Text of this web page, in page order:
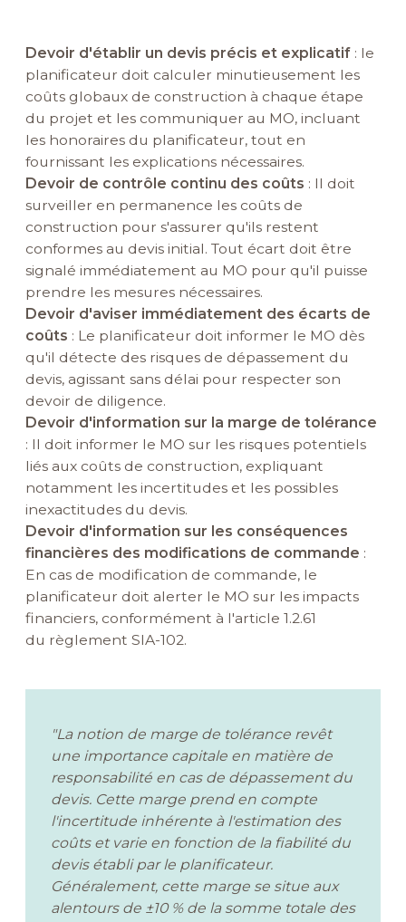
Devoir d'établir un devis précis et explicatif : le
planificateur doit calculer minutieusement les
coûts globaux de construction à chaque étape
du projet et les communiquer au MO, incluant
les honoraires du planificateur, tout en
fournissant les explications nécessaires.
Devoir de contrôle continu des coûts : Il doit
surveiller en permanence les coûts de
construction pour s'assurer qu'ils restent
conformes au devis initial. Tout écart doit être
signalé immédiatement au MO pour qu'il puisse
prendre les mesures nécessaires.
Devoir d'aviser immédiatement des écarts de
coûts : Le planificateur doit informer le MO dès
qu'il détecte des risques de dépassement du
devis, agissant sans délai pour respecter son
devoir de diligence.
Devoir d'information sur la marge de tolérance
: Il doit informer le MO sur les risques potentiels
liés aux coûts de construction, expliquant
notamment les incertitudes et les possibles
inexactitudes du devis.
Devoir d'information sur les conséquences
financières des modifications de commande :
En cas de modification de commande, le
planificateur doit alerter le MO sur les impacts
financiers, conformément à l'article 1.2.61
du règlement SIA-102.
"La notion de marge de tolérance revêt
une importance capitale en matière de
responsabilité en cas de dépassement du
devis. Cette marge prend en compte
l'incertitude inhérente à l'estimation des
coûts et varie en fonction de la fiabilité du
devis établi par le planificateur.
Généralement, cette marge se situe aux
alentours de ±10 % de la somme totale des